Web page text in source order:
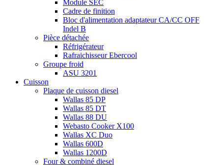
Module SEC
Cadre de finition
Bloc d'alimentation adaptateur CA/CC OFF
Indel B
Pièce détachée
Réfrigérateur
Rafraichisseur Ebercool
Groupe froid
ASU 3201
Cuisson
Plaque de cuisson diesel
Wallas 85 DP
Wallas 85 DT
Wallas 88 DU
Webasto Cooker X100
Wallas XC Duo
Wallas 600D
Wallas 1200D
Four & combiné diesel